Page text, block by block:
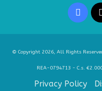
© Copyright 2026, All Rights
REA-0794713 - C.s.
Privacy Policy